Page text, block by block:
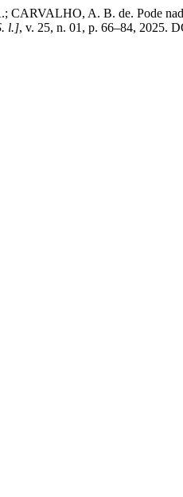
CARVALHO, A. B. de. Pode
l.], v. 25, n. 01, p. 66–84, 2025.